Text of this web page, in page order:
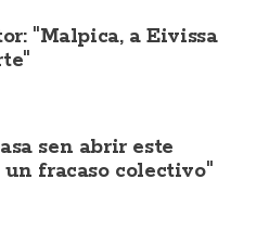
"Malpica, a Eivissa
sen abrir este
fracaso colectivo"